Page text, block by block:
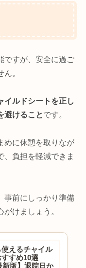
ですが、安全に過ご
。
イルドシートを正し
避けることです。
めに休憩を取りなが
、負担を軽減できま
事前にしっかり準備
けましょう。
えるチャイル
すすめ10選
新版】退院日か